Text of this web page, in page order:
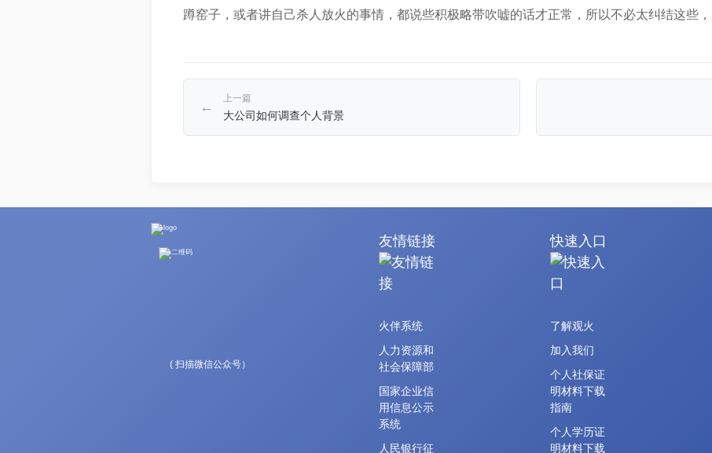
蹲窑子，或者讲自己杀人放火的事情，都说些积极略带吹嘘的话才正常，所以不必太纠结这些
←
上一篇
大公司如何调查个人背景
( 扫描微信公众号）
友情链接
火伴系统
人力资源和
社会保障部
国家企业信
用信息公示
系统
人民银行征
快速入口
了解观火
加入我们
个人社保证
明材料下载
指南
个人学历证
明材料下载